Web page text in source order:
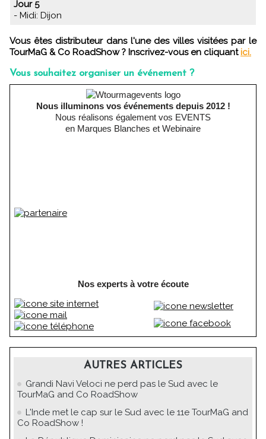
Jour 5
- Midi: Dijon
Vous êtes distributeur dans l'une des villes visitées par le
TourMaG & Co RoadShow ? Inscrivez-vous en cliquant ici.
Vous souhaitez organiser un événement ?
Nous illuminons vos événements depuis 2012 !
Nous réalisons également vos EVENTS
en Marques Blanches et Webinaire
Nos experts à votre écoute
AUTRES ARTICLES
Grandi Navi Veloci ne perd pas le Sud avec le
TourMaG and Co RoadShow
L'Inde met le cap sur le Sud avec le 11e TourMaG and
Co RoadShow !